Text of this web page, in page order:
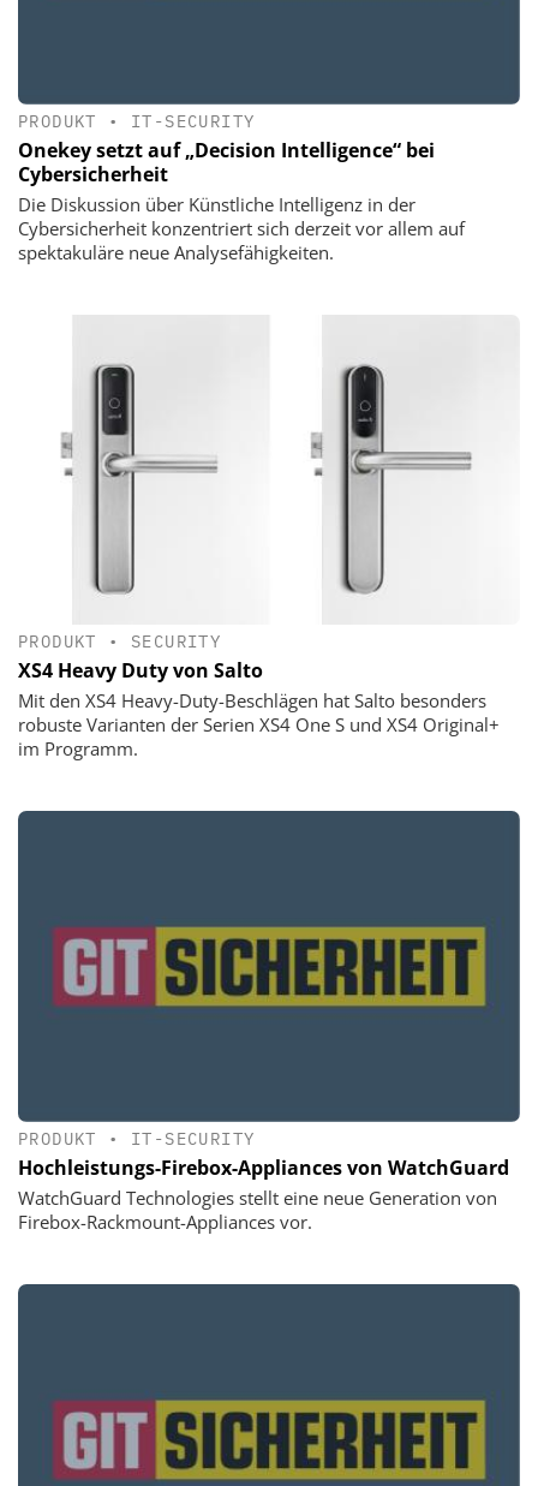
PRODUKT • IT-SECURITY
Onekey setzt auf „Decision Intelligence“ bei
Cybersicherheit
Die Diskussion über Künstliche Intelligenz in der
Cybersicherheit konzentriert sich derzeit vor allem auf
spektakuläre neue Analysefähigkeiten.
PRODUKT • SECURITY
XS4 Heavy Duty von Salto
Mit den XS4 Heavy-Duty-Beschlägen hat Salto besonders
robuste Varianten der Serien XS4 One S und XS4 Original+
im Programm.
PRODUKT • IT-SECURITY
Hochleistungs-Firebox-Appliances von WatchGuard
WatchGuard Technologies stellt eine neue Generation von
Firebox-Rackmount-Appliances vor.